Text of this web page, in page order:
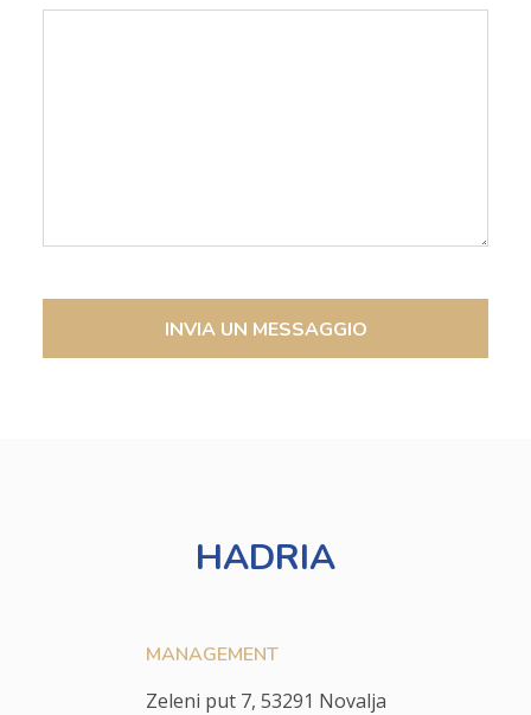
INVIA UN MESSAGGIO
HADRIA
MANAGEMENT
Zeleni put 7, 53291 Novalja